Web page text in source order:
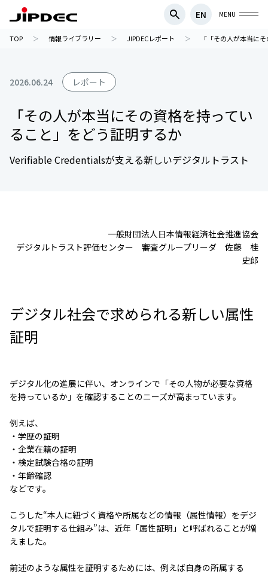
EN MENU
TOP 情報ライブラリー JIPDECレポート 「「その人が本当に
2026.06.24 レポート
「その人が本当にその資格を持ってい
ること」をどう証明するか
Verifiable Credentialsが支える新しいデジタルトラスト
一般財団法人日本情報経済社会推進協会
デジタルトラスト評価センター 審査グループリーダ 佐藤 桂
史郎
デジタル社会で求められる新しい属性
証明
デジタル化の進展に伴い、オンラインで「その人物が必要な資格
を持っているか」を確認することのニーズが高まっています。
例えば、
・学歴の証明
・企業在籍の証明
・検定試験合格の証明
・年齢確認
などです。
こうした“本人に紐づく資格や所属などの情報（属性情報）をデジ
タルで証明する仕組み”は、近年「属性証明」と呼ばれることが増
えました。
前述のような属性を証明するためには、例えば自身の所属する